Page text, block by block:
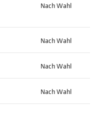
Nach Wahl
Nach Wahl
Nach Wahl
Nach Wahl